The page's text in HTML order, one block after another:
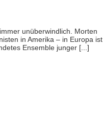
unüberwindlich. Morten
in Amerika – in Europa ist
Ensemble junger [...]